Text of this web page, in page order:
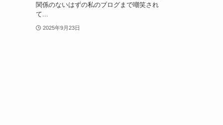
関係のないはずの私のブログまで嘲笑され
て...
2025年9月23日